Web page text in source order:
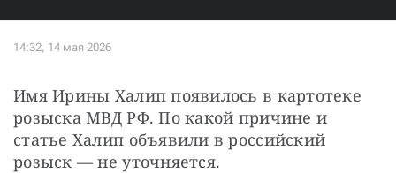
Имя Ирины Халип появилось в картотеке
розыска МВД РФ. По какой причине и
статье Халип объявили в российский
розыск — не уточняется.